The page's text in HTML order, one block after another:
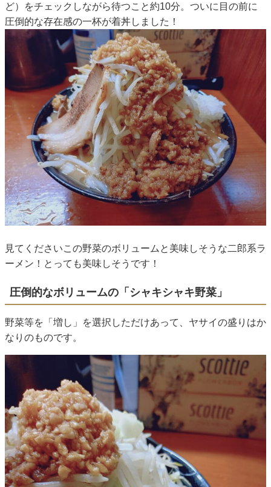
ど）をチェックしながら待つこと約10分。ついに目の前に
圧倒的な存在感の一杯が着丼しました！
見てくださいこの野菜のボリュームと美味しそうな二郎系ラ
ーメン！とっても美味しそうです！
圧倒的なボリュームの「シャキシャキ野菜」
野菜等を「増し」を選択しただけあって、ヤサイの盛りはか
なりのものです。